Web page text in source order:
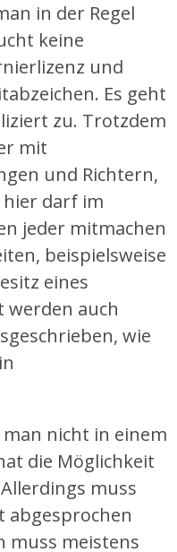
in der Regel
keine
und
Es geht
zu. Trotzdem
mit
und Richtern,
darf im
jeder mitmachen
beispielsweise
eines
werden auch
wie
nicht in einem
die Möglichkeit
muss
abgesprochen
muss meistens